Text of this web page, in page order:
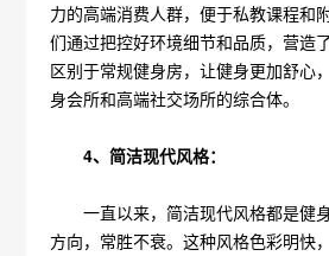
力的高端消费人群，便于私教课程和
们通过把控好环境细节和品质，营造
区别于常规健身房，让健身更加舒心
身会所和高端社交场所的综合体。
4、简洁现代风格：
一直以来，简洁现代风格都是健
方向，常胜不衰。这种风格色彩明快